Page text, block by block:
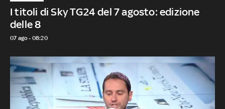
I titoli di Sky TG24 del 7 agosto: edizione
delle 8
07 ago - 08:20